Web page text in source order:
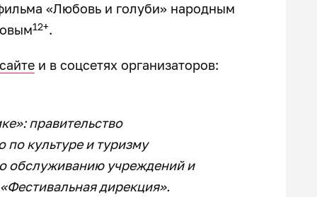
«Любовь и голуби» народным
12+.
и в соцсетях организаторов:
правительство
культуре и туризму
обслуживанию учреждений и
дирекция».